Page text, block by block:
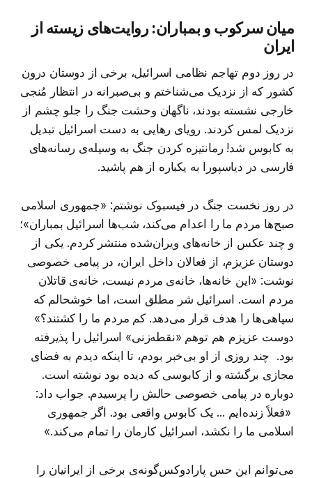
میان سرکوب و بمباران: روایت‌های زیسته از
ایران
در روز دوم تهاجم نظامی اسرائیل، برخی از دوستان درون
کشور که از نزدیک می‌شناختم و بی‌صبرانه در انتظار مُنجی
خارجی نشسته بودند، ناگهان وحشت جنگ را جلو چشم از
نزدیک لمس کردند. رویای رهایی به دست اسرائیل تبدیل
به کابوس شد! رمانتیزه کردن جنگ به وسیله‌ی رسانه‌های
فارسی در دیاسپورا به یکباره از هم پاشید.
در روز نخست جنگ در فیسبوک نوشتم: «جمهوری اسلامی
صبح‌ها مردم ما را اعدام می‌کند، شب‌ها اسرائیل بمباران»؛
و چند عکس از خانه‌های ویران‌شده منتشر کردم. یکی از
دوستان عزیزم، از فعالان داخل ایران، در پیامی خصوصی
نوشت: «این خانه‌ها، خانه‌ی مردم نیست، خانه‌ی قاتلان
مردم است. اسرائیل شر مطلق است، اما خوشحالم که
سپاهی‌ها را هدف قرار می‌دهد. کم مردم ما را کشتند؟»
دوست عزیزم هم توهم «نقطه‌زنی» اسرائیل را پذیرفته
بود. چند روزی از او بی‌خبر بودم، تا اینکه دیدم به فضای
مجازی برگشته و از کابوسی که دیده بود نوشته است.
دوباره در پیامی خصوصی حالش را پرسیدم. جواب داد:
«فعلاً زنده‌ایم ... یک کابوس واقعی بود. اگر جمهوری
اسلامی ما را نکشد، اسرائیل کارمان را تمام می‌کند.»
می‌توانم این حس پارادوکس‌گونه‌ی برخی از ایرانیان را